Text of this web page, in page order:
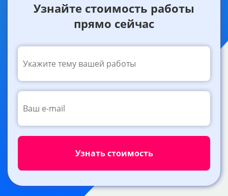
Узнайте стоимость работы
прямо сейчас